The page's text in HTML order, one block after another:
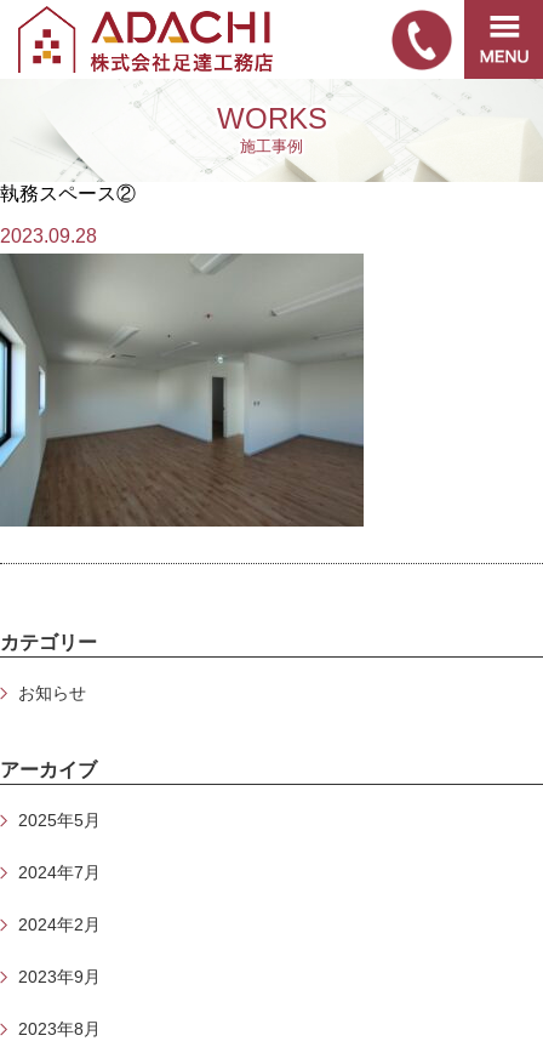
WORKS
施工事例
執務スペース②
2023.09.28
カテゴリー
お知らせ
アーカイブ
2025年5月
2024年7月
2024年2月
2023年9月
2023年8月